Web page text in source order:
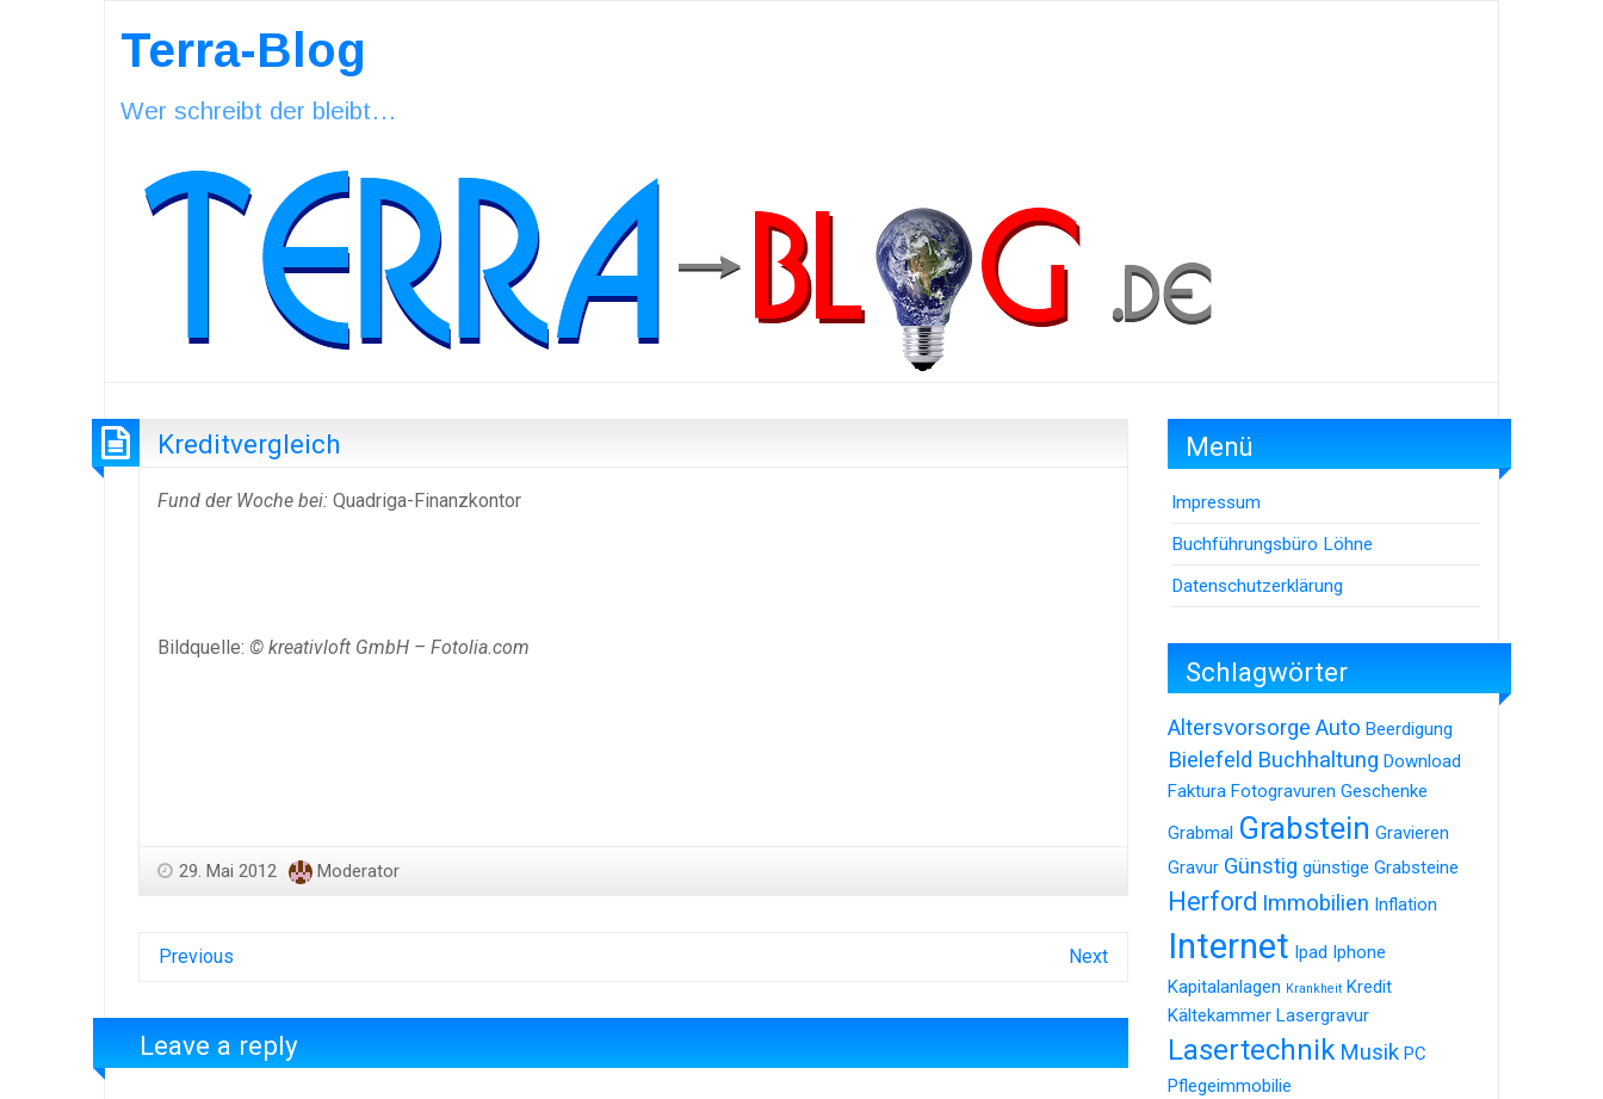
Terra-Blog
Wer schreibt der bleibt…
Kreditvergleich
Fund der Woche bei: Quadriga-Finanzkontor
Bildquelle: © kreativloft GmbH – Fotolia.com
29. Mai 2012 Moderator
Previous Next
Leave a reply
Menü
Impressum
Buchführungsbüro Löhne
Datenschutzerklärung
Schlagwörter
Altersvorsorge Auto Beerdigung
Bielefeld Buchhaltung Download
Faktura Fotogravuren Geschenke
Grabmal Grabstein Gravieren
Gravur Günstig günstige Grabsteine
Herford Immobilien Inflation
Internet Ipad Iphone
Kapitalanlagen Krankheit Kredit
Kältekammer Lasergravur
Lasertechnik Musik PC
Pflegeimmobilie